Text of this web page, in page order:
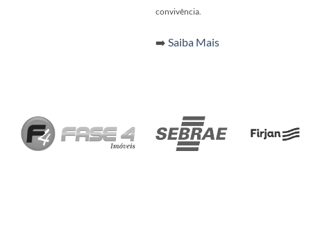
convivência.
➡️ Saiba Mais